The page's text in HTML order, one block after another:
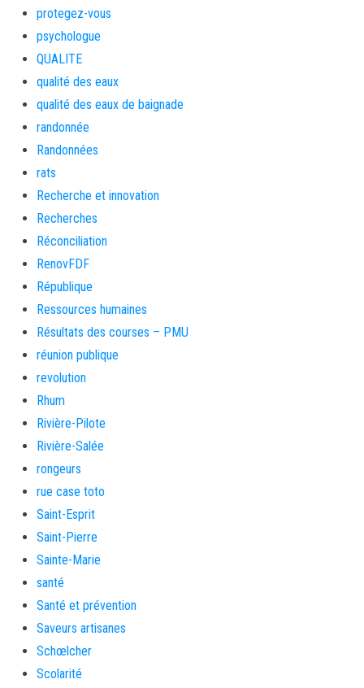
protegez-vous
psychologue
QUALITE
qualité des eaux
qualité des eaux de baignade
randonnée
Randonnées
rats
Recherche et innovation
Recherches
Réconciliation
RenovFDF
République
Ressources humaines
Résultats des courses – PMU
réunion publique
revolution
Rhum
Rivière-Pilote
Rivière-Salée
rongeurs
rue case toto
Saint-Esprit
Saint-Pierre
Sainte-Marie
santé
Santé et prévention
Saveurs artisanes
Schœlcher
Scolarité